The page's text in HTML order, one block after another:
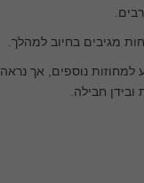
מגיבים בחיוב למהלך.
למחוזות נוספים, אך נראה
חבילה.